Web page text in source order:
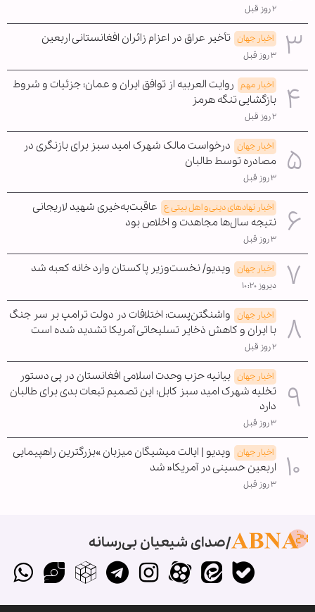
۲ روز قبل
اخبار جهان تأخیر عراق در اعزام زائران افغانستانی اربعین
۳ روز قبل
اخبار مهم روایت العربیه از توافق ایران و عمان؛ جزئیات و شروط
بازگشایی تنگه هرمز
۲ روز قبل
اخبار جهان درخواست مالک شهرک امید سبز برای بازنگری در
مصادره توسط طالبان
۳ روز قبل
اخبار نهادهای دینی و اهل بیتی ع عاقبت‌به‌خیری شهید لاریجانی
نتیجه سال‌ها مجاهدت و اخلاص بود
۳ روز قبل
اخبار جهان ویدیو/ نخست‌وزیر پاکستان وارد خانه کعبه شد
دیروز ۱۰:۲۰
اخبار جهان واشنگتن‌پست: اختلافات در دولت ترامپ بر سر جنگ
با ایران و کاهش ذخایر تسلیحاتی آمریکا تشدید شده است
۲ روز قبل
اخبار جهان بیانیه حزب وحدت اسلامی افغانستان در پی دستور
تخلیه شهرک امید سبز کابل؛ این تصمیم تبعات بدی برای طالبان
دارد
۳ روز قبل
اخبار جهان ویدیو | ایالت میشیگان میزبان »بزرگترین راهپیمایی
اربعین حسینی در آمریکا« شد
۳ روز قبل
صدای شیعیان بی‌رسانه